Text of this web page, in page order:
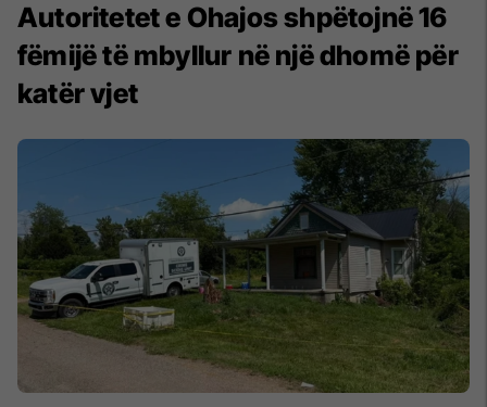
Autoritetet e Ohajos shpëtojnë 16
fëmijë të mbyllur në një dhomë për
katër vjet